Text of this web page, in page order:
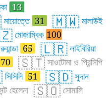
13
মায়োত্তে 31 🇲🇼 মালাউই
মোজাম্বিক 100
রুয়ান্ডা 65 🇱🇷 লাইবিরিয়া
70 🇸🇹 সাওটোমা ও প্রিন্সিপি
সিসিলি 51 🇸🇩 সুদান
হেলেনা 🇸🇴 সোমালি